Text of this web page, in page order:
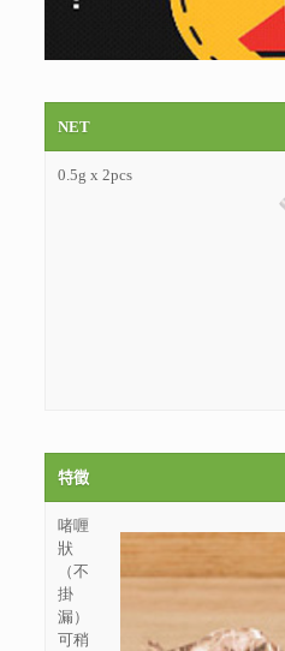
NET
0.5g x 2pcs
特徵
啫喱
狀
（不
掛
漏）
可稍